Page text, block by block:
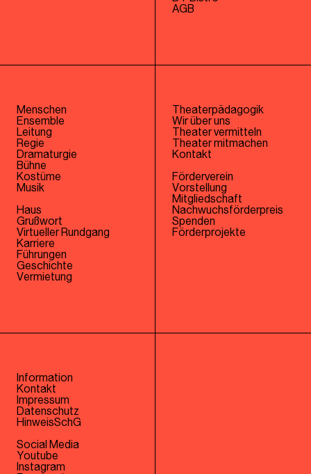
AGB
Menschen
Ensemble
Leitung
Regie
Dramaturgie
Bühne
Kostüme
Musik
Haus
Grußwort
Virtueller Rundgang
Karriere
Führungen
Geschichte
Vermietung
Theaterpädagogik
Wir über uns
Theater vermitteln
Theater mitmachen
Kontakt
Förderverein
Vorstellung
Mitgliedschaft
Nachwuchsförderpreis
Spenden
Förderprojekte
Information
Kontakt
Impressum
Datenschutz
HinweisSchG
Social Media
Youtube
Instagram